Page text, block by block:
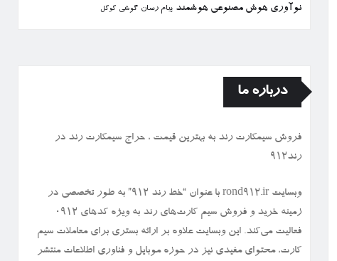
نوآوری هوش مصنوعی هوشمند پیام رسان گوشی گوگل
درباره ما
فروش سیمكارت رند به بهترین قیمت ، حراج سیمكارت رند در
رند912
وبسایت rond912.ir با عنوان “خط رند ۹۱۲” به طور تخصصی در
زمینه خرید و فروش سیم کارت‌های رند به ویژه کدهای ۰۹۱۲
فعالیت می‌کند. این وبسایت علاوه بر ارائه بستری برای معاملات سیم
کارت، محتوای مفیدی نیز در حوزه موبایل و فناوری اطلاعات منتشر